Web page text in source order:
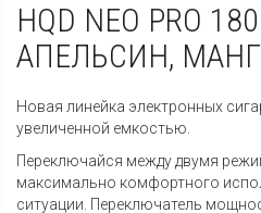
HQD NEO PRO
АПЕЛЬСИН,
Новая линейка электронных
увеличенной емкостью.
Переключайся между двумя
максимально комфортного
ситуации. Переключатель